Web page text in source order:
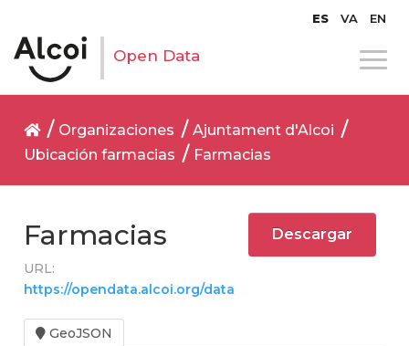
ES VA EN
Open Data
Organizaciones
Ajuntament d'Alcoi
Ubicación farmacias
Farmacias
Descargar
Farmacias
URL:
https://opendata.alcoi.org/data/dataset/cca2e6d6-
GeoJSON